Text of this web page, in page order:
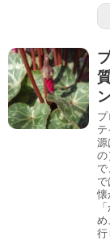
源
の
で
で
懐
め
行